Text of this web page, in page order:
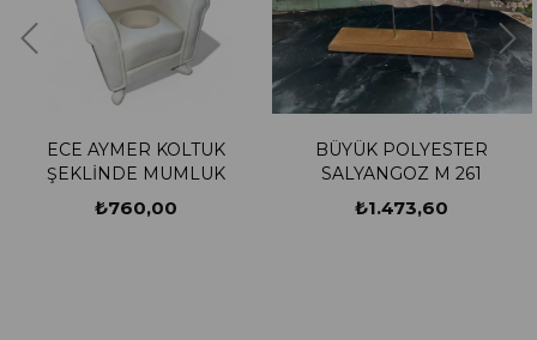
ECE AYMER KOLTUK
ŞEKLİNDE MUMLUK
₺760,00
BÜYÜK POLYESTER
SALYANGOZ M 261
₺1.473,60